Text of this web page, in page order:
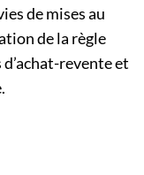
de mises au
de la règle
revente et